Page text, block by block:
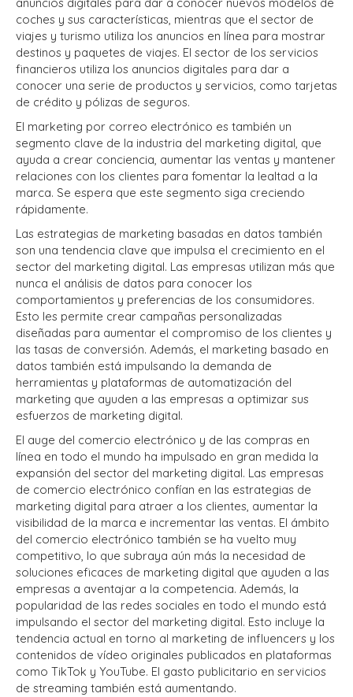
anuncios digitales para dar a conocer nuevos modelos de
coches y sus características, mientras que el sector de
viajes y turismo utiliza los anuncios en línea para mostrar
destinos y paquetes de viajes. El sector de los servicios
financieros utiliza los anuncios digitales para dar a
conocer una serie de productos y servicios, como tarjetas
de crédito y pólizas de seguros.
El marketing por correo electrónico es también un
segmento clave de la industria del marketing digital, que
ayuda a crear conciencia, aumentar las ventas y mantener
relaciones con los clientes para fomentar la lealtad a la
marca. Se espera que este segmento siga creciendo
rápidamente.
Las estrategias de marketing basadas en datos también
son una tendencia clave que impulsa el crecimiento en el
sector del marketing digital. Las empresas utilizan más que
nunca el análisis de datos para conocer los
comportamientos y preferencias de los consumidores.
Esto les permite crear campañas personalizadas
diseñadas para aumentar el compromiso de los clientes y
las tasas de conversión. Además, el marketing basado en
datos también está impulsando la demanda de
herramientas y plataformas de automatización del
marketing que ayuden a las empresas a optimizar sus
esfuerzos de marketing digital.
El auge del comercio electrónico y de las compras en
línea en todo el mundo ha impulsado en gran medida la
expansión del sector del marketing digital. Las empresas
de comercio electrónico confían en las estrategias de
marketing digital para atraer a los clientes, aumentar la
visibilidad de la marca e incrementar las ventas. El ámbito
del comercio electrónico también se ha vuelto muy
competitivo, lo que subraya aún más la necesidad de
soluciones eficaces de marketing digital que ayuden a las
empresas a aventajar a la competencia. Además, la
popularidad de las redes sociales en todo el mundo está
impulsando el sector del marketing digital. Esto incluye la
tendencia actual en torno al marketing de influencers y los
contenidos de vídeo originales publicados en plataformas
como TikTok y YouTube. El gasto publicitario en servicios
de streaming también está aumentando.